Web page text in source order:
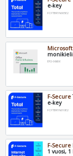
e-key
FCFTBR1N005E2
Microsoft
EP2-06606
F-Secure
e-key
FCFTBR1N010E2
F-Secure
1 vuosi,